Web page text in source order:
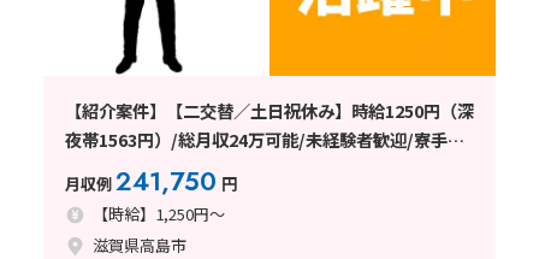
【紹介案件】【二交替／土日祝休み】時給1250円（深
夜帯1563円）/総月収24万可能/未経験者歓迎/寮手配
月収例241,750 円
【時給】1,250円～
滋賀県高島市